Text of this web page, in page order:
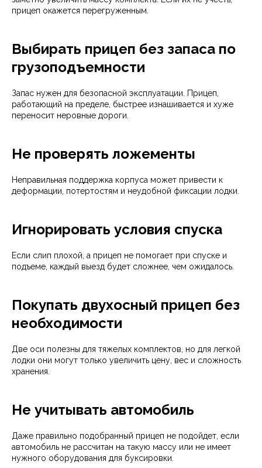
прицеп окажется перегруженным.
Выбирать прицеп без запаса по
грузоподъемности
Запас нужен для безопасной эксплуатации. Прицеп,
работающий на пределе, быстрее изнашивается и хуже
переносит неровные дороги.
Не проверять ложементы
Неправильная поддержка корпуса может привести к
деформации, потертостям и неудобной фиксации лодки.
Игнорировать условия спуска
Если слип плохой, а прицеп не помогает при спуске и
подъеме, каждый выезд будет сложнее, чем ожидалось.
Покупать двухосный прицеп без
необходимости
Две оси полезны для тяжелых комплектов, но для легкой
лодки они могут только увеличить цену, вес и сложность
хранения.
Не учитывать автомобиль
Даже правильно подобранный прицеп не подойдет, если
автомобиль не рассчитан на такую массу или не имеет
нужного оборудования для буксировки.